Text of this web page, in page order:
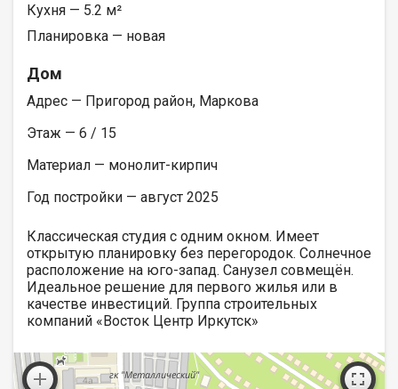
Кухня — 5.2 м²
Планировка — новая
Дом
Адрес — Пригород район, Маркова
Этаж — 6 / 15
Материал — монолит-кирпич
Год постройки — август 2025
Классическая студия с одним окном. Имеет
открытую планировку без перегородок. Солнечное
расположение на юго-запад. Санузел совмещён.
Идеальное решение для первого жилья или в
качестве инвестиций. Группа строительных
компаний «Восток Центр Иркутск»